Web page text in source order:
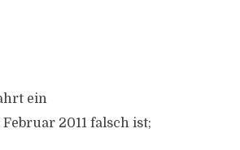
ein
2011 falsch ist;